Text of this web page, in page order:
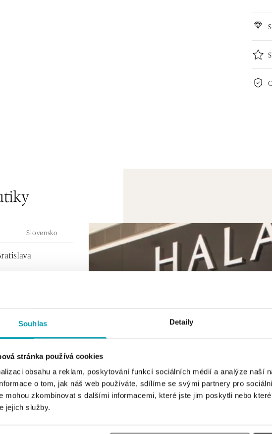
Souhlas Detaily
stránka používá cookies
obsahu a reklam, poskytování funkcí sociálních médií a analýze naší
o tom, jak náš web používáte, sdílíme se svými partnery pro
mohou zkombinovat s dalšími informacemi, které jste jim poskytli nebo
jejich služby.
Slovensko